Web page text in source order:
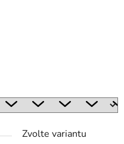
Zvolte variantu